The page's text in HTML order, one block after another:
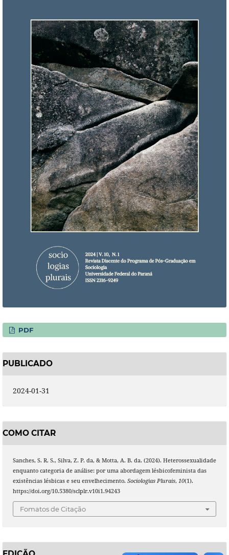
PDF
PUBLICADO
2024-01-31
COMO CITAR
Sanches, S. R. S., Silva, Z. P. da, & Motta, A. B. da. (2024). Heterossexualidade
enquanto categoria de análise: por uma abordagem lésbicofeminista das
existências lésbicas e seu envelhecimento. Sociologias Plurais, 10(1).
https://doi.org/10.5380/sclplr.v10i1.94243
Fomatos de Citação